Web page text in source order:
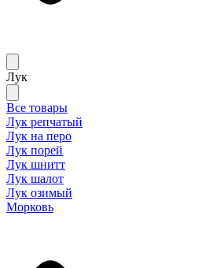
Лук
Все товары
Лук репчатый
Лук на перо
Лук порей
Лук шнитт
Лук шалот
Лук озимый
Морковь